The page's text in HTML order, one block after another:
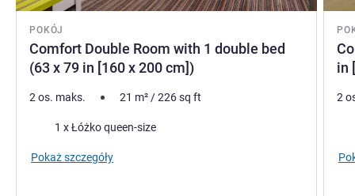
POKÓJ
Comfort Double Room with 1 double bed
(63 x 79 in [160 x 200 cm])
2 os. maks. 21 m²/226sq ft
Pościel1 x Łóżko queen-size
Pokaż szczegóły
in
2